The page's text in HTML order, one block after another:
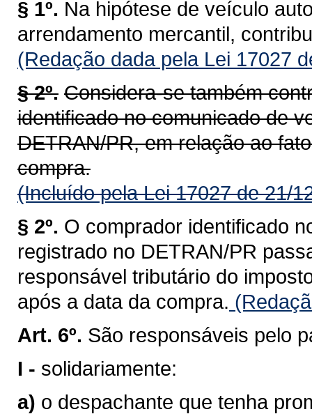
§ 1º. Na hipótese de veículo
arrendamento mercantil,
(Redação dada pela Lei 17027
§ 2º. Considera-se também
identificado no comunicado de
DETRAN/PR, em relação ao
compra.
(Incluído pela Lei 17027 de 21/
§ 2º. O comprador identificado
registrado no DETRAN/PR
responsável tributário do
após a data da compra.
Art. 6º. São responsáveis pelo
I - solidariamente:
a) o despachante que tenha